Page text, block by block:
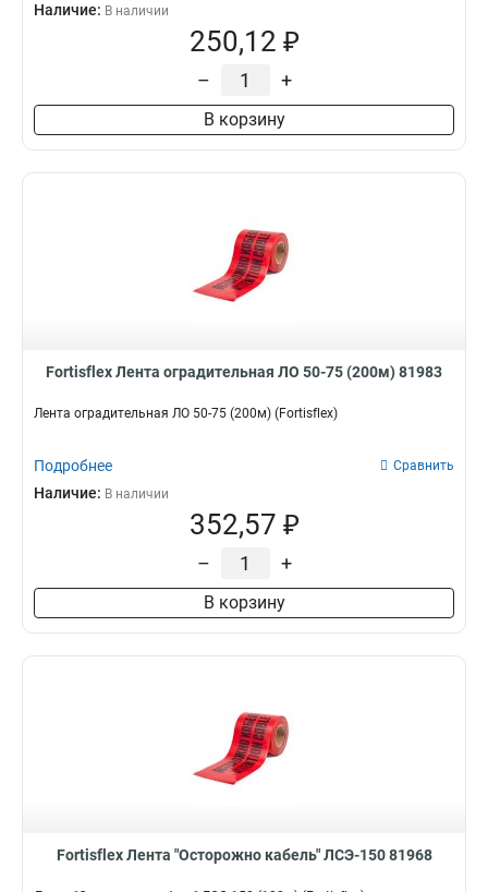
Наличие: В наличии
250,12 ₽
– +
В корзину
Fortisflex Лента оградительная ЛО 50-75 (200м) 81983
Лента оградительная ЛО 50-75 (200м) (Fortisflex)
Подробнее Сравнить
Наличие: В наличии
352,57 ₽
– +
В корзину
Fortisflex Лента "Осторожно кабель" ЛСЭ-150 81968